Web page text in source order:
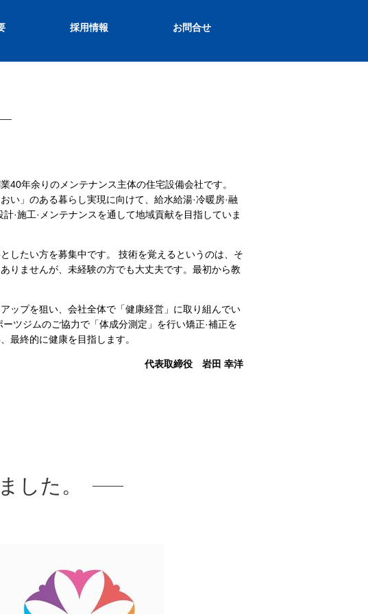
採用情報 お問合せ
40年余りのメンテナンス主体の住宅設備会社です。
い」のある暮らし実現に向けて、給水給湯·冷暖房·融
計·施工·メンテナンスを通して地域貢献を目指していま
したい方を募集中です。 技術を覚えるというのは、そ
りませんが、未経験の方でも大丈夫です。最初から教
ップを狙い、会社全体で「健康経営」に取り組んでい
ーツジムのご協力で「体成分測定」を行い矯正·補正を
最終的に健康を目指します。
代表取締役 岩田 幸洋
した。